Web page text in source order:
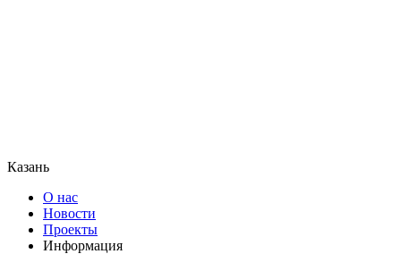
Казань
О нас
Новости
Проекты
Информация